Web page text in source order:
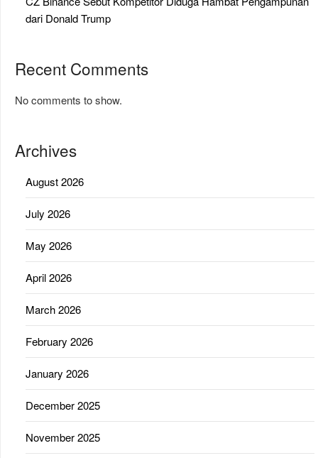
dari Donald Trump
Recent Comments
No comments to show.
Archives
August 2026
July 2026
May 2026
April 2026
March 2026
February 2026
January 2026
December 2025
November 2025